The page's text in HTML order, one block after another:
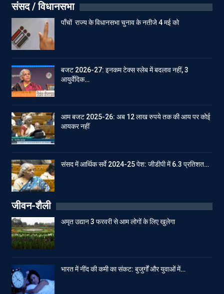
संसद / विधानसभा
पाँचों राज्य के विधानसभा चुनाव के नतीजे 4 मई को
बजट 2026-27: इनकम टेक्स स्लेब में बदलाव नहीं, 3
आयुर्वेदिक…
आम बजट 2025-26: अब 12 लाख रुपये तक की आय पर कोई
आयकर नहीं
संसद में आर्थिक सर्वे 2024-25 पेश: जीडीपी में 6.3 प्रतिशत…
जीवन-शैली
अमृत उद्यान 3 फरवरी से आम लोगों के लिए खुलेगा
भारत में नींद की कमी का संकट: बुजुर्गों और युवाओं में…